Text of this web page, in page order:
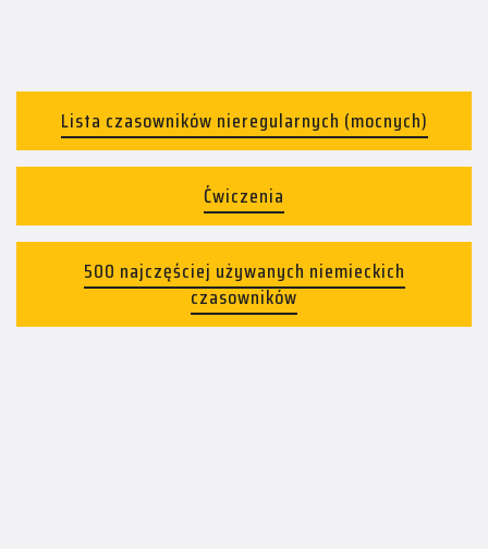
Lista czasowników nieregularnych (mocnych)
Ćwiczenia
500 najczęściej używanych niemieckich
czasowników